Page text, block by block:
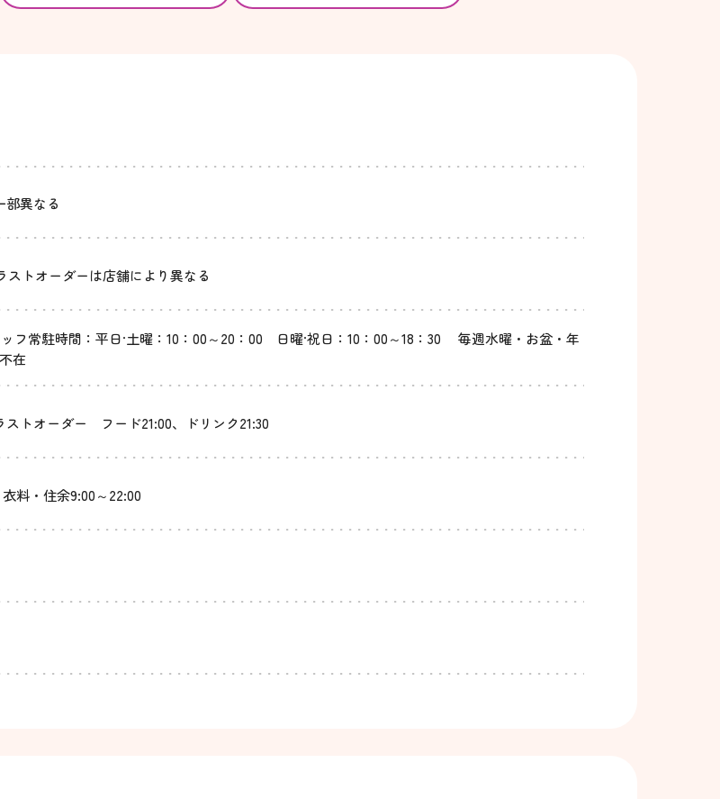
異なる
トオーダーは店舗により異なる
フ常駐時間：平日·土曜：10：00～20：00 日曜·祝日：10：00～18：30 毎週水曜・お盆・年
在
トオーダー フード21:00、ドリンク21:30
料・住余9:00～22:00